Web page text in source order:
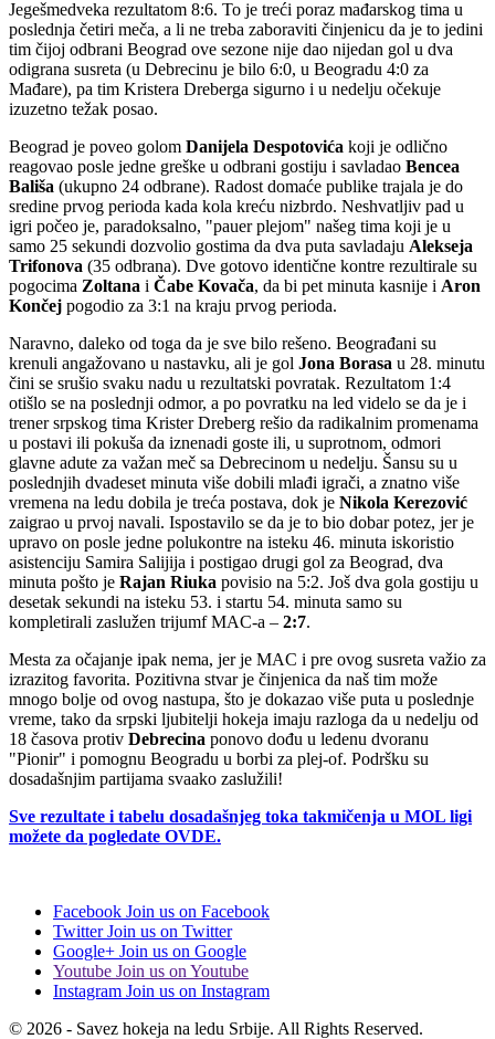
Jegešmedveka rezultatom 8:6. To je treći poraz mađarskog tima u
poslednja četiri meča, a li ne treba zaboraviti činjenicu da je to jedini
tim čijoj odbrani Beograd ove sezone nije dao nijedan gol u dva
odigrana susreta (u Debrecinu je bilo 6:0, u Beogradu 4:0 za
Mađare), pa tim Kristera Dreberga sigurno i u nedelju očekuje
izuzetno težak posao.
Beograd je poveo golom Danijela Despotovića koji je odlično
reagovao posle jedne greške u odbrani gostiju i savladao Bencea
Bališa (ukupno 24 odbrane). Radost domaće publike trajala je do
sredine prvog perioda kada kola kreću nizbrdo. Neshvatljiv pad u
igri počeo je, paradoksalno, "pauer plejom" našeg tima koji je u
samo 25 sekundi dozvolio gostima da dva puta savladaju Alekseja
Trifonova (35 odbrana). Dve gotovo identične kontre rezultirale su
pogocima Zoltana i Čabe Kovača, da bi pet minuta kasnije i Aron
Končej pogodio za 3:1 na kraju prvog perioda.
Naravno, daleko od toga da je sve bilo rešeno. Beograđani su
krenuli angažovano u nastavku, ali je gol Jona Borasa u 28. minutu
čini se srušio svaku nadu u rezultatski povratak. Rezultatom 1:4
otišlo se na poslednji odmor, a po povratku na led videlo se da je i
trener srpskog tima Krister Dreberg rešio da radikalnim promenama
u postavi ili pokuša da iznenadi goste ili, u suprotnom, odmori
glavne adute za važan meč sa Debrecinom u nedelju. Šansu su u
poslednjih dvadeset minuta više dobili mlađi igrači, a znatno više
vremena na ledu dobila je treća postava, dok je Nikola Kerezović
zaigrao u prvoj navali. Ispostavilo se da je to bio dobar potez, jer je
upravo on posle jedne polukontre na isteku 46. minuta iskoristio
asistenciju Samira Salijija i postigao drugi gol za Beograd, dva
minuta pošto je Rajan Riuka povisio na 5:2. Još dva gola gostiju u
desetak sekundi na isteku 53. i startu 54. minuta samo su
kompletirali zaslužen trijumf MAC-a – 2:7.
Mesta za očajanje ipak nema, jer je MAC i pre ovog susreta važio za
izrazitog favorita. Pozitivna stvar je činjenica da naš tim može
mnogo bolje od ovog nastupa, što je dokazao više puta u poslednje
vreme, tako da srpski ljubitelji hokeja imaju razloga da u nedelju od
18 časova protiv Debrecina ponovo dođu u ledenu dvoranu
"Pionir" i pomognu Beogradu u borbi za plej-of. Podršku su
dosadašnjim partijama svaako zaslužili!
Sve rezultate i tabelu dosadašnjeg toka takmičenja u MOL ligi
možete da pogledate OVDE.
Facebook Join us on Facebook
Twitter Join us on Twitter
Google+ Join us on Google
Youtube Join us on Youtube
Instagram Join us on Instagram
© 2026 - Savez hokeja na ledu Srbije. All Rights Reserved.